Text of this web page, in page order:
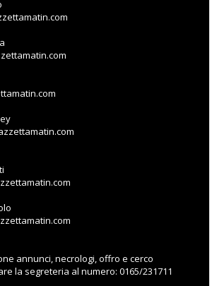
annunci, necrologi, offro e cerco
la segreteria al numero: 0165/231711